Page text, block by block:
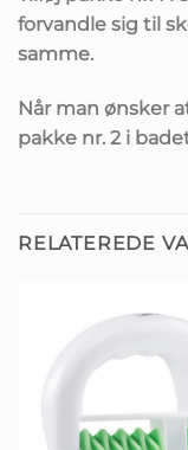
forvandle sig til
samme.
Når man ønsker
pakke nr. 2 i
RELATEREDE